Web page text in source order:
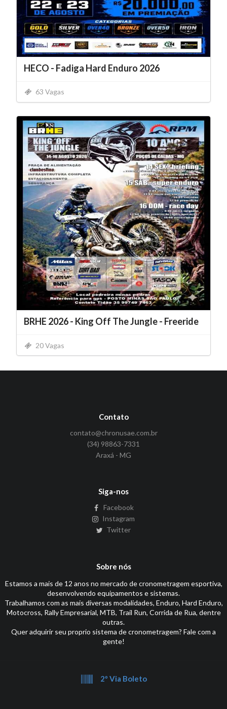
HECO - Fadiga Hard Enduro 2026
63 Vagas
BRHE 2026 - King Off The Jungle - Freeride
20 Vagas
Contato
contato@chronusae.com.br
(34) 98863-7331
Araxá - MG
Siga-nos
Facebook
Instagram
Twitter
Sobre nós
Estamos a mais de 12 anos no mercado de cronometragem esportiva,
desenvolvendo equipamentos e sistemas.
Trabalhamos com as mais diversas modalidades, Enduro, Hard Enduro,
Motocross, Rally Empresarial, MTB, Trail Run, Corrida de Rua, dentre
outras.
Quer adquirir seu proprio sistema de cronometragem? Fale com a
gente!
2º Via Boleto